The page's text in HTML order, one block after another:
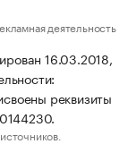
деятельность
16.03.2018,
реквизиты